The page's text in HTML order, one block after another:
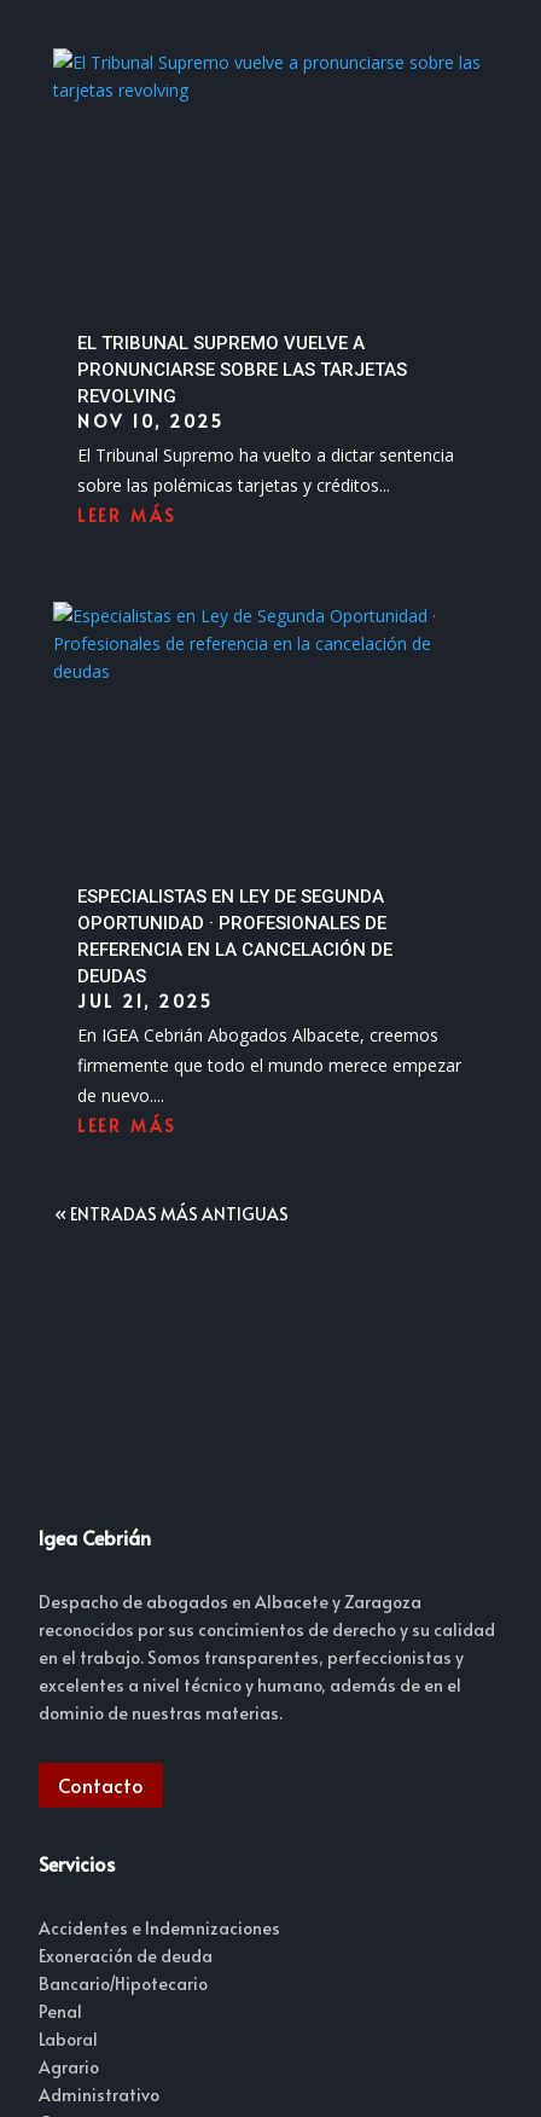
EL TRIBUNAL SUPREMO VUELVE A
PRONUNCIARSE SOBRE LAS TARJETAS
REVOLVING
NOV 10, 2025
El Tribunal Supremo ha vuelto a dictar sentencia
sobre las polémicas tarjetas y créditos...
LEER MÁS
ESPECIALISTAS EN LEY DE SEGUNDA
OPORTUNIDAD · PROFESIONALES DE
REFERENCIA EN LA CANCELACIÓN DE
DEUDAS
JUL 21, 2025
En IGEA Cebrián Abogados Albacete, creemos
firmemente que todo el mundo merece empezar
de nuevo....
LEER MÁS
« ENTRADAS MÁS ANTIGUAS
Igea Cebrián
Despacho de abogados en Albacete y Zaragoza
reconocidos por sus concimientos de derecho y su calidad
en el trabajo. Somos transparentes, perfeccionistas y
excelentes a nivel técnico y humano, además de en el
dominio de nuestras materias.
Contacto
Servicios
Accidentes e Indemnizaciones
Exoneración de deuda
Bancario/Hipotecario
Penal
Laboral
Agrario
Administrativo